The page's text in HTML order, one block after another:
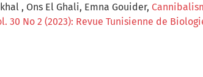
, Ons El Ghali, Emna Gouider,
30 No 2 (2023): Revue Tunisienne de